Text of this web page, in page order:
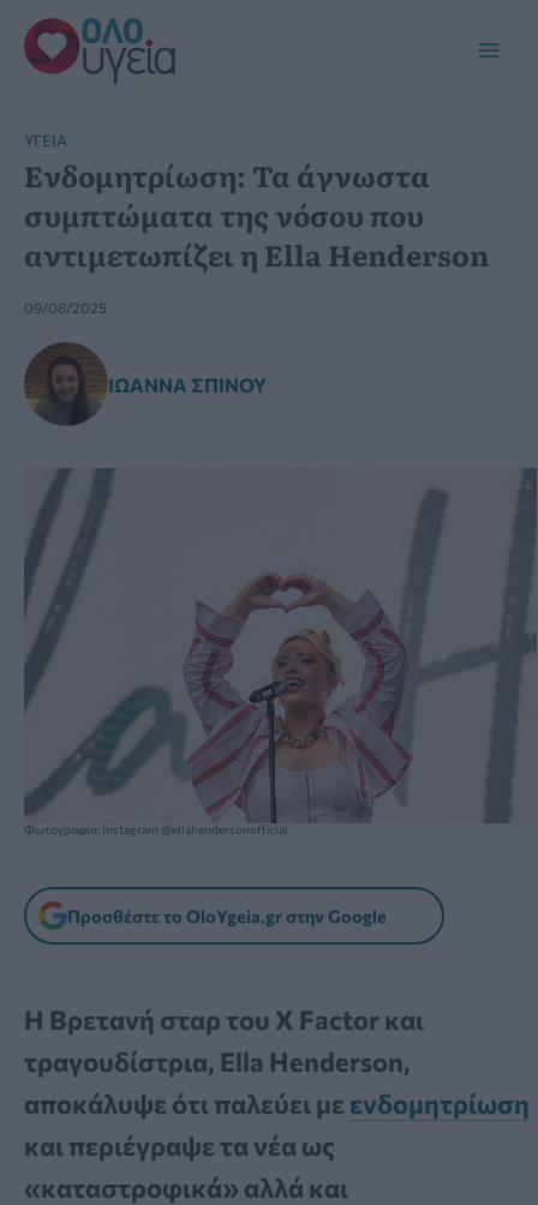
Μετάβαση
στο
περιεχόμενο
YΓΕΊΑ
Ενδομητρίωση: Τα άγνωστα
συμπτώματα της νόσου που
αντιμετωπίζει η Ella Henderson
09/08/2025
ΙΩΆΝΝΑ ΣΠΊΝΟΥ
Φωτογραφία: Instagram @ellahendersonofficial
Προσθέστε το OloYgeia.gr στην Google
Η Βρετανή σταρ του X Factor και
τραγουδίστρια, Ella Henderson,
αποκάλυψε ότι παλεύει με ενδομητρίωση
και περιέγραψε τα νέα ως
«καταστροφικά» αλλά και